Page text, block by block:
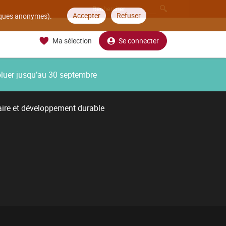
anonymes). Accepter Refuser
Ma sélection Se connecter
jusqu’au 30 septembre
et développement durable